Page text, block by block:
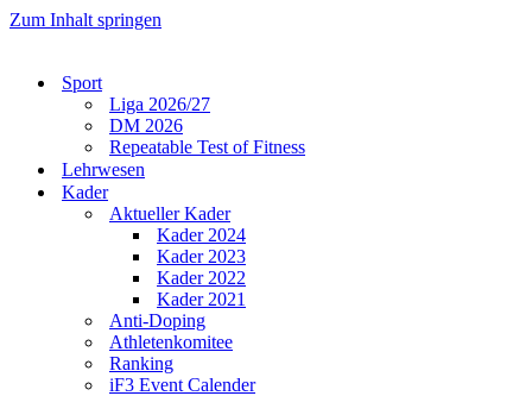
Zum Inhalt springen
Sport
Liga 2026/27
DM 2026
Repeatable Test of Fitness
Lehrwesen
Kader
Aktueller Kader
Kader 2024
Kader 2023
Kader 2022
Kader 2021
Anti-Doping
Athletenkomitee
Ranking
iF3 Event Calender